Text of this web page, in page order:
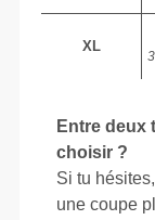
XL
Entre deux
choisir ?
Si tu
une coupe